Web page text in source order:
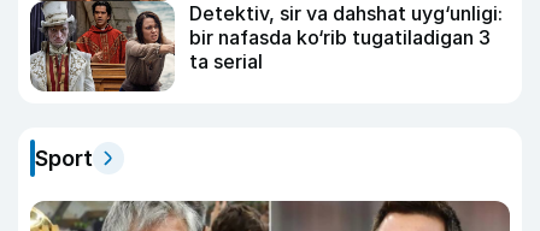
Detektiv, sir va dahshat uyg‘unligi:
bir nafasda ko‘rib tugatiladigan 3
ta serial
Sport